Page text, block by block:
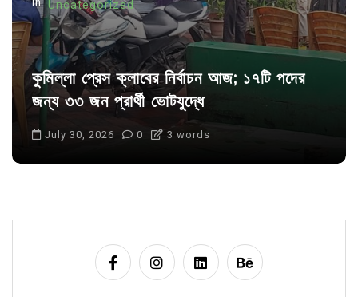
Uncategorized
কুমিল্লা প্রেস ক্লাবের নির্বাচন আজ; ১৭টি পদের
জন্য ৩৩ জন প্রার্থী ভোটযুদ্ধে
July 30, 2026 0 3 words